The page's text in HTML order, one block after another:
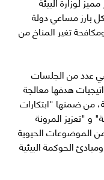
بارز مساعي دولة
تغير المناخ من
عدد من الجلسات
هدفها معالجة
من ضمنها "ابتكارات
و "تعزيز المرونة
الموضوعات الحيوية
الحوكمة البيئية